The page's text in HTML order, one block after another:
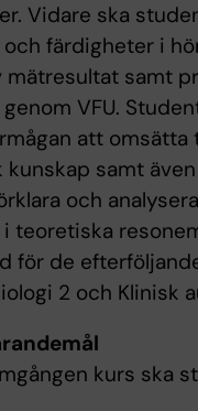
Vidare ska
färdigheter i
mätresultat samt
VFU.
att omsätta
samt
och
teoretiska
för de
2 och Klinisk
kurs ska